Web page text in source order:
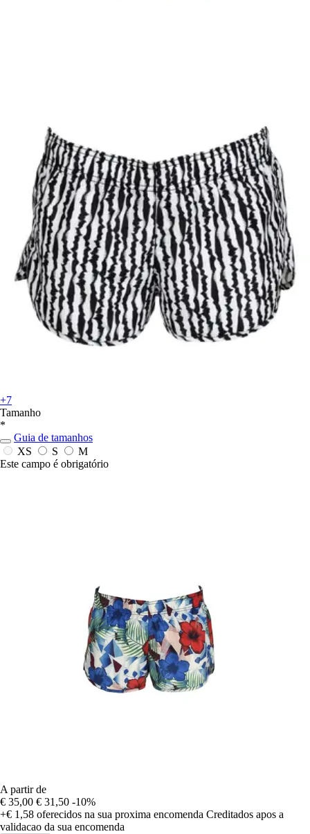
+7
Tamanho
*
Guia de tamanhos
XS
S
M
Este campo é obrigatório
A partir de
€ 35,00 € 31,50 -10%
+€ 1,58 oferecidos na sua proxima encomenda Creditados apos a
validacao da sua encomenda